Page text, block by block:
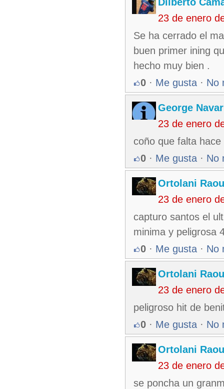
23 de enero
Se ha cerrado el
buen primer ining
hecho muy bien .
0 · Me gusta · No
George
23 de enero
coño que falta
0 · Me gusta · No
Ortolani
23 de enero
capturo santos el
minima y peligrosa
0 · Me gusta · No
Ortolani
23 de enero
peligroso hit de
0 · Me gusta · No
Ortolani
23 de enero
se poncha un